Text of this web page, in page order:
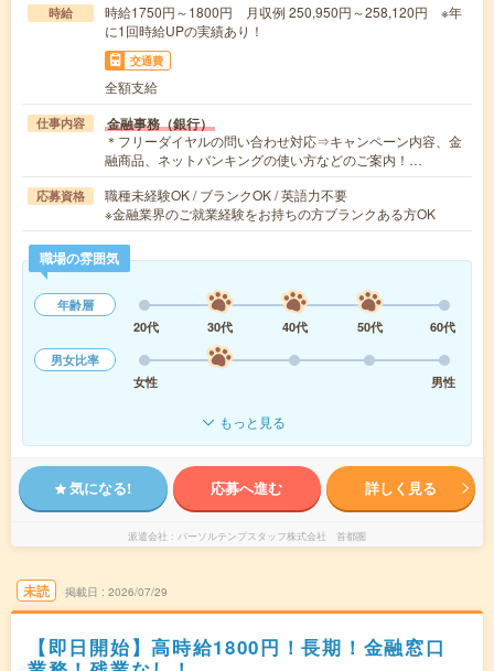
時給
時給1750円～1800円 月収例 250,950円～258,120円 ※年
に1回時給UPの実績あり！
交通費
全額支給
仕事内容 金融事務（銀行）
＊フリーダイヤルの問い合わせ対応⇒キャンペーン内容、金
融商品、ネットバンキングの使い方などのご案内！…
応募資格
職種未経験OK / ブランクOK / 英語力不要
※金融業界のご就業経験をお持ちの方ブランクある方OK
職場の雰囲気
年齢層
20代
30代 40代 50代
60代
男女比率
女性
男性
もっと見る
気になる! 応募へ進む 詳しく見る
派遣会社 パーソルテンプスタッフ株式会社 首都圏
未読 掲載日 2026/07/29
【即日開始】高時給1800円！長期！金融窓口